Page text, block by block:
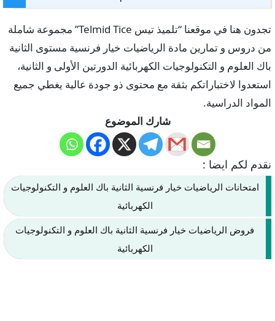
تجدون هنا في موقعنا “تلميذ تيس Telmid Tice” مجموعة شاملة
من دروس و تمارين مادة الرياضيات خيار فرنسية مستوى الثانية
باك العلوم و التكنولوجيات الكهربائية الدورتين الأولى و الثانية،
استعدوا لاختباراتكم بثقة مع محتوى ذو جودة عالية يغطي جميع
المواد الدراسية.
شارك الموضوع
نقدم لكم ايضا :
امتحانات الرياضيات خيار فرنسية الثانية باك العلوم و التكنولوجيات
الكهربائية
فروض الرياضيات خيار فرنسية الثانية باك العلوم و التكنولوجيات
الكهربائية